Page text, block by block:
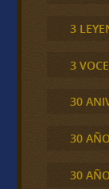
3
3
30
30
30